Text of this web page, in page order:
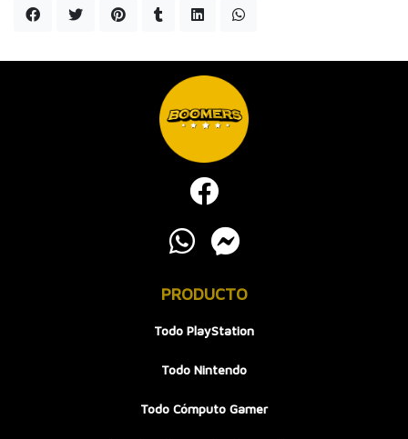
PRODUCTO
Todo PlayStation
Todo Nintendo
Todo Cómputo Gamer